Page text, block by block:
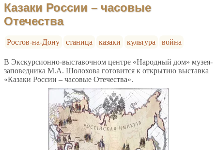
Казаки России – часовые
Отечества
Ростов-на-Дону станица казаки культура война
В Экскурсионно-выставочном центре «Народный дом» музея-
заповедника М.А. Шолохова готовится к открытию выставка
«Казаки России – часовые Отечества».